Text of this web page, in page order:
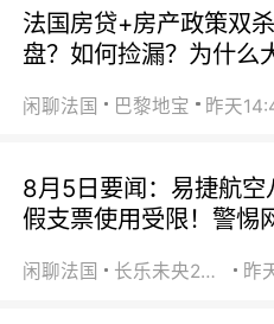
法国房贷+房产政策双
盘？如何捡漏？为什么
闲聊法国 巴黎地宝 昨天
8月5日要闻：易捷航
假支票使用受限！警惕
闲聊法国 长乐未央2015 昨